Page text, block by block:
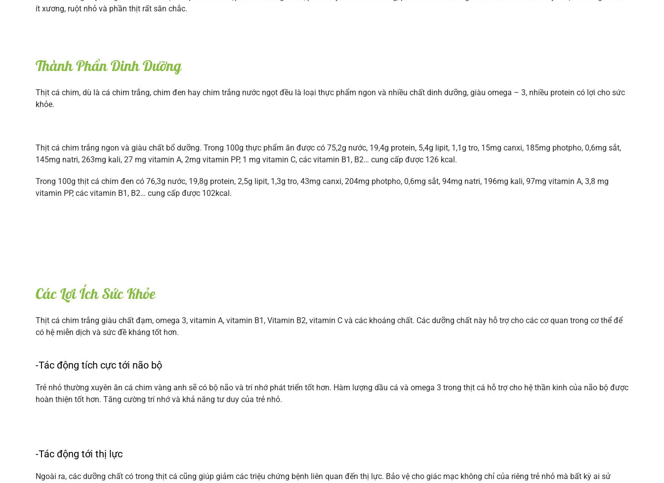
ít xương, ruột nhỏ và phần thịt rất săn chắc.
Thành Phần Dinh Dưỡng
Thịt cá chim, dù là cá chim trắng, chim đen hay chim trắng nước ngọt đều là loại thực phẩm ngon và nhiều chất dinh dưỡng, giàu omega – 3, nhiều protein có lợi cho sức
khỏe.
Thịt cá chim trắng ngon và giàu chất bổ dưỡng. Trong 100g thực phẩm ăn được có 75,2g nước, 19,4g protein, 5,4g lipit, 1,1g tro, 15mg canxi, 185mg photpho, 0,6mg sắt,
145mg natri, 263mg kali, 27 mg vitamin A, 2mg vitamin PP, 1 mg vitamin C, các vitamin B1, B2… cung cấp được 126 kcal.
Trong 100g thịt cá chim đen có 76,3g nước, 19,8g protein, 2,5g lipit, 1,3g tro, 43mg canxi, 204mg photpho, 0,6mg sắt, 94mg natri, 196mg kali, 97mg vitamin A, 3,8 mg
vitamin PP, các vitamin B1, B2… cung cấp được 102kcal.
Các Lợi Ích Sức Khỏe
Thịt cá chim trắng giàu chất đạm, omega 3, vitamin A, vitamin B1, Vitamin B2, vitamin C và các khoáng chất. Các dưỡng chất này hỗ trợ cho các cơ quan trong cơ thể để
có hệ miễn dịch và sức đề kháng tốt hơn.
-Tác động tích cực tới não bộ
Trẻ nhỏ thường xuyên ăn cá chim vàng anh sẽ có bộ não và trí nhớ phát triển tốt hơn. Hàm lượng dầu cá và omega 3 trong thịt cá hỗ trợ cho hệ thần kinh của não bộ được
hoàn thiện tốt hơn. Tăng cường trí nhớ và khả năng tư duy của trẻ nhỏ.
-Tác động tới thị lực
Ngoài ra, các dưỡng chất có trong thịt cá cũng giúp giảm các triệu chứng bệnh liên quan đến thị lực. Bảo vệ cho giác mạc không chỉ của riêng trẻ nhỏ mà bất kỳ ai sử